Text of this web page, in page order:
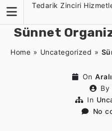
content
Tedarik Zinciri
Sünnet
Home » Uncategorized »
On
By
In
No